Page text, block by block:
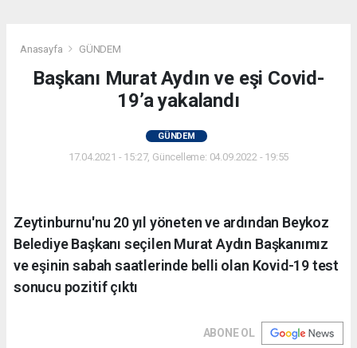
Anasayfa GÜNDEM
Başkanı Murat Aydın ve eşi Covid-
19’a yakalandı
GÜNDEM
17.04.2021 - 15:27, Güncelleme: 04.09.2022 - 19:55
Zeytinburnu'nu 20 yıl yöneten ve ardından Beykoz
Belediye Başkanı seçilen Murat Aydın Başkanımız
ve eşinin sabah saatlerinde belli olan Kovid-19 test
sonucu pozitif çıktı
ABONE OL